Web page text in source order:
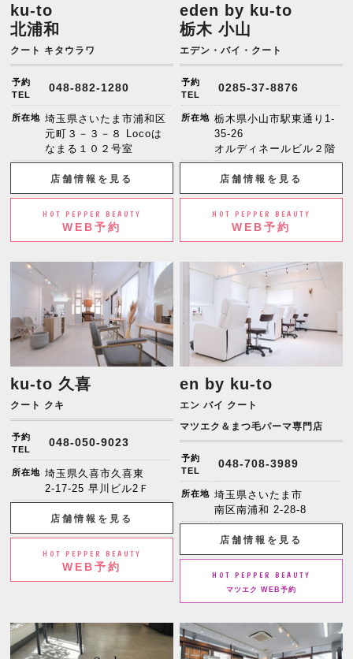
ku-to
北浦和
クート キタウラワ
予約
TEL
048-882-1280
所在地 埼玉県さいたま市浦和区
元町３－３－８ Locoは
なまる１０２号室
店舗情報を見る
HOT PEPPER BEAUTY
WEB予約
eden by ku-to
栃木 小山
エデン・バイ・クート
予約
TEL
0285-37-8876
所在地 栃木県小山市駅東通り1-
35-26
オルディネールビル２階
店舗情報を見る
HOT PEPPER BEAUTY
WEB予約
ku-to 久喜
クート クキ
予約
TEL
048-050-9023
所在地 埼玉県久喜市久喜東
2-17-25 早川ビル2Ｆ
店舗情報を見る
HOT PEPPER BEAUTY
WEB予約
en by ku-to
エン バイ クート
マツエク＆まつ毛パーマ専門店
予約
TEL
048-708-3989
所在地 埼玉県さいたま市
南区南浦和 2-28-8
店舗情報を見る
HOT PEPPER BEAUTY
マツエク WEB予約